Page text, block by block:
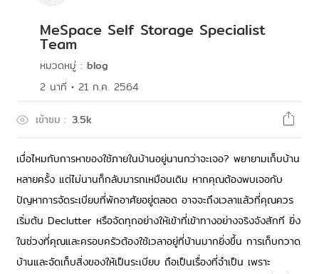
MeSpace Self Storage Specialist
Team
หมวดหมู่ : blog
2 นาที • 21 ก.ค. 2564
เข้าชม : 3.5k
เบื่อไหมกับการหาของใช้ภายในบ้านอยู่นานกว่าจะเจอ? พยายามเก็บบ้าน
หลายครั้ง แต่ไม่นานก็กลับมารกเหมือนเดิม หากคุณต้องพบเจอกับ
ปัญหาการจัดระเบียบที่พักอาศัยอยู่ตลอด อาจจะถึงเวลาแล้วที่คุณควร
เริ่มต้น Declutter หรือจัดทุกอย่างให้เข้าที่เข้าทางอย่างจริงจังสักที ยิ่ง
ในช่วงที่คุณและครอบครัวต้องใช้เวลาอยู่ที่บ้านมากยิ่งขึ้น การเก็บกวาด
บ้านและจัดเก็บสิ่งของให้เป็นระเบียบ ถือเป็นเรื่องที่จำเป็น เพราะ